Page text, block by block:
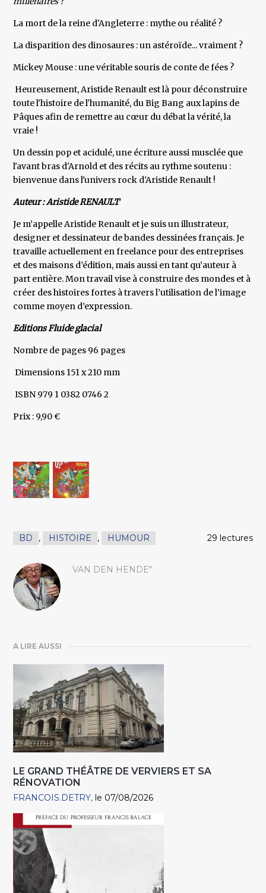
La mort de la reine d'Angleterre : mythe ou réalité ?
La disparition des dinosaures : un astéroïde... vraiment ?
Mickey Mouse : une véritable souris de conte de fées ?
Heureusement, Aristide Renault est là pour déconstruire
toute l'histoire de l'humanité, du Big Bang aux lapins de
Pâques afin de remettre au cœur du débat la vérité, la
vraie !
Un dessin pop et acidulé, une écriture aussi musclée que
l'avant bras d'Arnold et des récits au rythme soutenu :
bienvenue dans l'univers rock d'Aristide Renault !
Auteur : Aristide RENAULT
Je m’appelle Aristide Renault et je suis un illustrateur,
designer et dessinateur de bandes dessinées français. Je
travaille actuellement en freelance pour des entreprises
et des maisons d’édition, mais aussi en tant qu’auteur à
part entière. Mon travail vise à construire des mondes et à
créer des histoires fortes à travers l’utilisation de l’image
comme moyen d’expression.
Editions Fluide glacial
Nombre de pages 96 pages
Dimensions 151 x 210 mm
ISBN 979 1 0382 0746 2
Prix : 9,90 €
BD , HISTOIRE , HUMOUR 29 lectures
VAN DEN HENDE"
A LIRE AUSSI
LE GRAND THÉÂTRE DE VERVIERS ET SA
RÉNOVATION
FRANCOIS.DETRY le 07/08/2026